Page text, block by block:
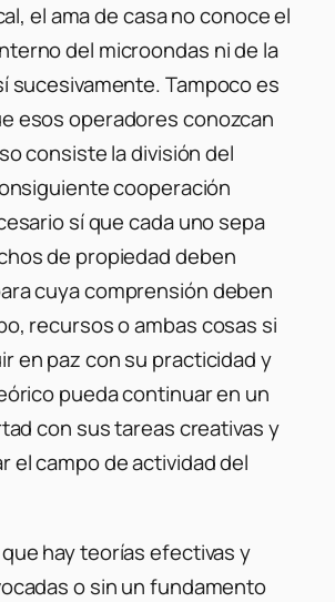
el ama de casa no conoce el
del microondas ni de la
sucesivamente. Tampoco es
esos operadores conozcan
consiste la división del
cooperación
sí que cada uno sepa
de propiedad deben
cuya comprensión deben
recursos o ambas cosas si
en paz con su practicidad y
pueda continuar en un
con sus tareas creativas y
el campo de actividad del
hay teorías efectivas y
o sin un fundamento